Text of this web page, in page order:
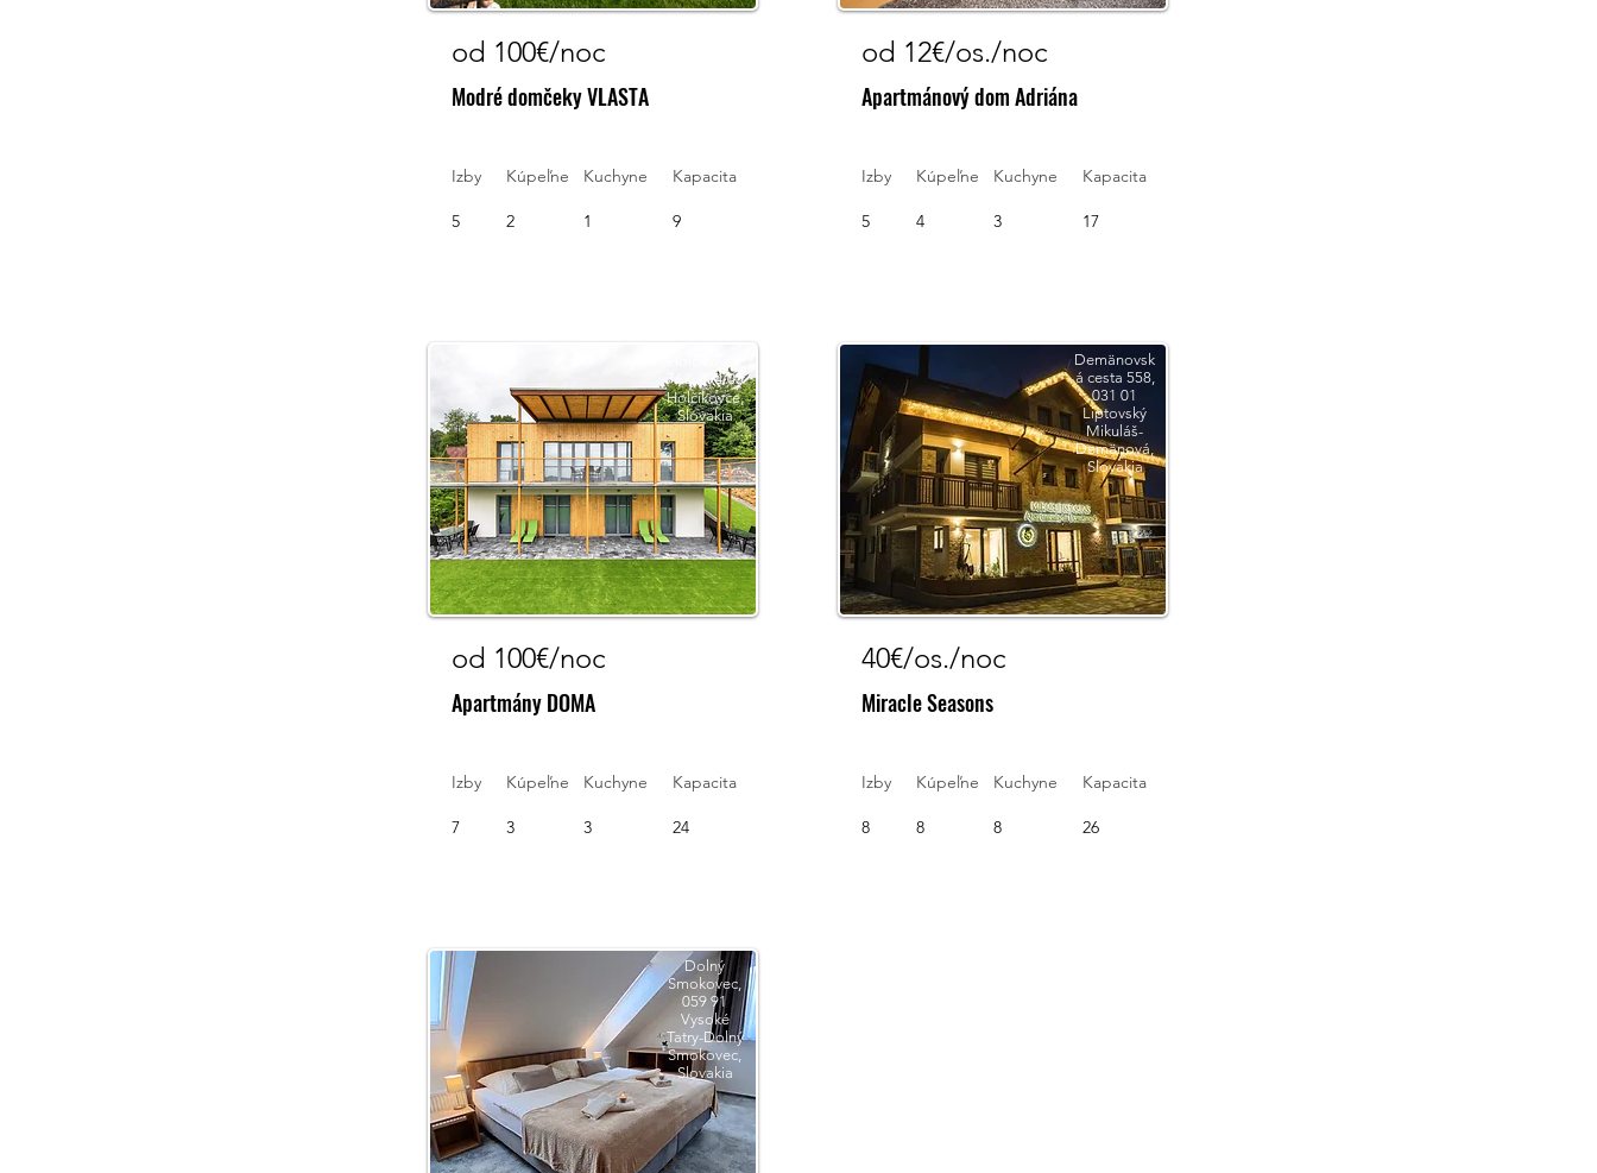
od 100€/noc
Modré domčeky VLASTA
Izby Kúpeľne Kuchyne Kapacita
5 2 1 9
763, 094 05
Holčíkovce,
Slovakia
od 100€/noc
Apartmány DOMA
Izby Kúpeľne Kuchyne Kapacita
7 3 3 24
Dolný
Smokovec,
059 91
Vysoké
Tatry-Dolný
Smokovec,
Slovakia
od 12€/os./noc
Apartmánový dom Adriána
Izby Kúpeľne Kuchyne Kapacita
5 4 3 17
Demänovsk
á cesta 558,
031 01
Liptovský
Mikuláš-
Demänová,
Slovakia
40€/os./noc
Miracle Seasons
Izby Kúpeľne Kuchyne Kapacita
8 8 8 26